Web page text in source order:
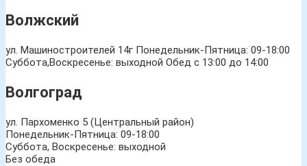
Волжский
ул. Машиностроителей 14г Понедельник-Пятница: 09-18:00
Суббота,Воскресенье: выходной Обед с 13:00 до 14:00
Волгоград
ул. Пархоменко 5 (Центральный район)
Понедельник-Пятница: 09-18:00
Суббота, Воскресенье: выходной
Без обеда